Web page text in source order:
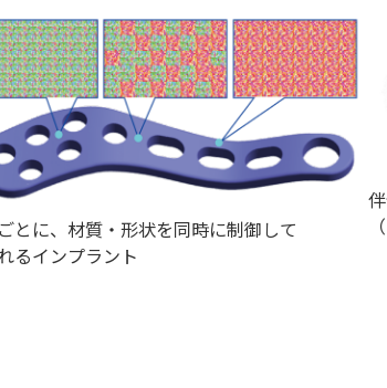
とに、材質・形状を同時に制御して
るインプラント